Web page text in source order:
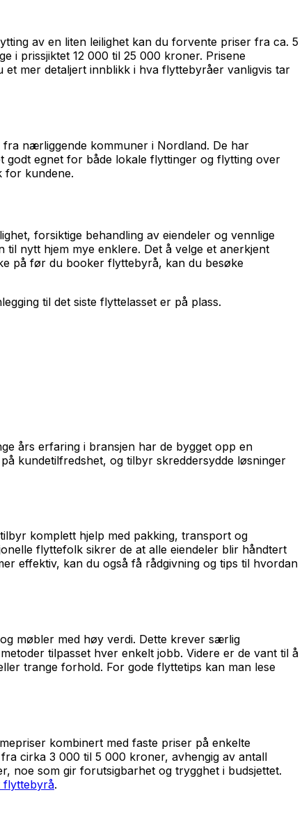
av en liten leilighet kan du forvente priser fra ca. 5
i prissjiktet 12 000 til 25 000 kroner. Prisene
mer detaljert innblikk i hva flyttebyråer vanligvis tar
nærliggende kommuner i Nordland. De har
godt egnet for både lokale flyttinger og flytting over
for kundene.
forsiktige behandling av eiendeler og vennlige
nytt hjem mye enklere. Det å velge et anerkjent
på før du booker flyttebyrå, kan du besøke
til det siste flyttelasset er på plass.
års erfaring i bransjen har de bygget opp en
kundetilfredshet, og tilbyr skreddersydde løsninger
komplett hjelp med pakking, transport og
flyttefolk sikrer de at alle eiendeler blir håndtert
effektiv, kan du også få rådgivning og tips til hvordan
møbler med høy verdi. Dette krever særlig
tilpasset hver enkelt jobb. Videre er de vant til å
trange forhold. For gode flyttetips kan man lese
kombinert med faste priser på enkelte
cirka 3 000 til 5 000 kroner, avhengig av antall
noe som gir forutsigbarhet og trygghet i budsjettet.
flyttebyrå.